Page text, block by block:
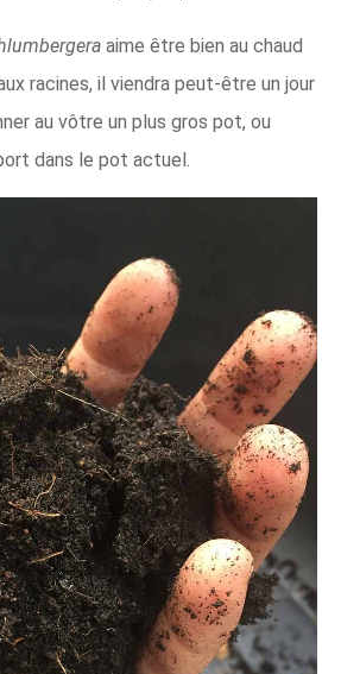
aime être bien au chaud
racines, il viendra peut-être un jour
au vôtre un plus gros pot, ou
dans le pot actuel.